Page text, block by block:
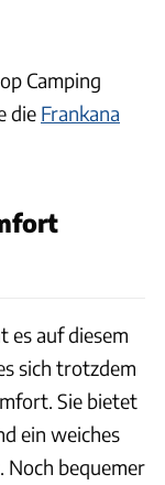
Camping
die Frankana
es auf diesem
sich trotzdem
Sie bietet
ein weiches
Noch bequemer